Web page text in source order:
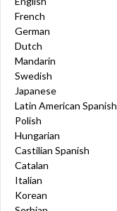
French
German
Dutch
Mandarin
Swedish
Japanese
Latin American Spanish
Polish
Hungarian
Castilian Spanish
Catalan
Italian
Korean